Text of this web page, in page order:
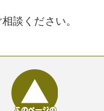
談ください。